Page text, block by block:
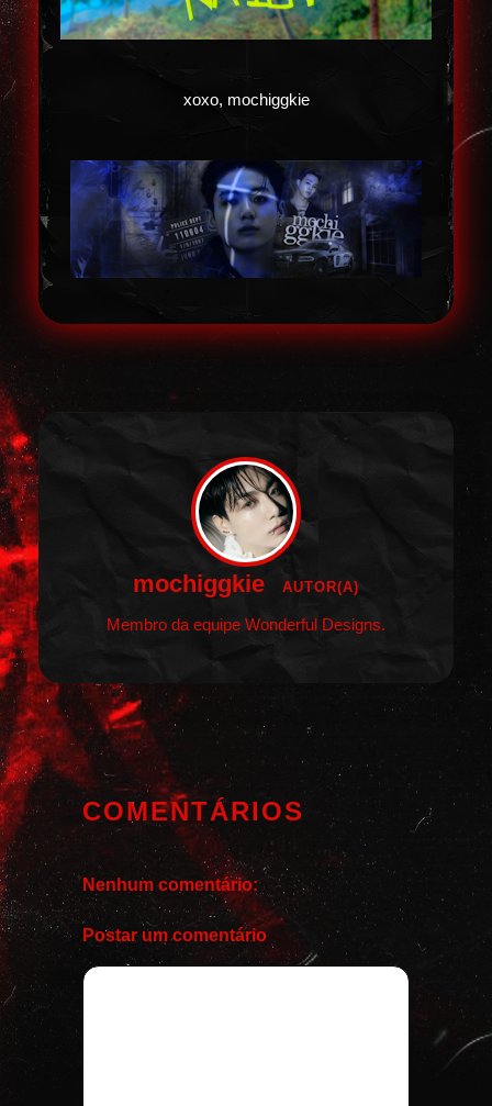
xoxo, mochiggkie
mochiggkie AUTOR(A)
Membro da equipe Wonderful Designs.
COMENTÁRIOS
Nenhum comentário:
Postar um comentário